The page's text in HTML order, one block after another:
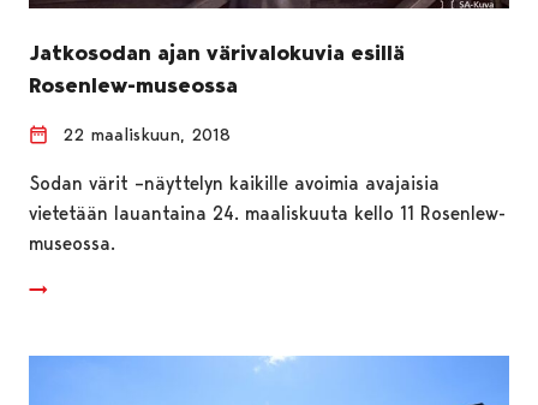
Jatkosodan ajan värivalokuvia esillä
Rosenlew-museossa
22 maaliskuun, 2018
Sodan värit –näyttelyn kaikille avoimia avajaisia
vietetään lauantaina 24. maaliskuuta kello 11 Rosenlew-
museossa.